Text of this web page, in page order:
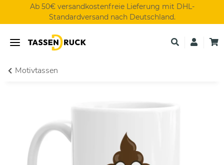
Ab 50€ versandkostenfreie Lieferung mit DHL-
Standardversand nach Deutschland.
Motivtassen